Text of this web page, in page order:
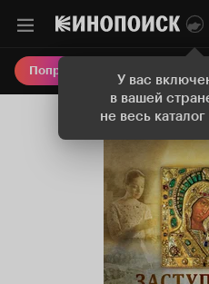
У вас
в вашей
не весь
Попробовать Плюс